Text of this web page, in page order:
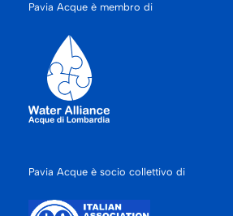
Pavia Acque è membro di
Pavia Acque è socio collettivo di